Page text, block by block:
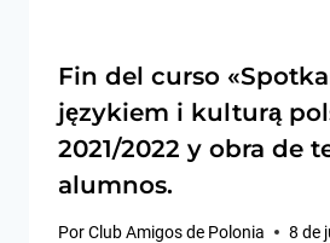
Fin del curso
językiem i kulturą
2021/2022 y obra de
alumnos.
PorClub Amigos de Polonia 8 de